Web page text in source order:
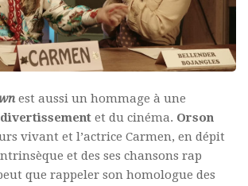
est aussi un hommage à une
divertissement et du cinéma. Orson
vivant et l’actrice Carmen, en dépit
et des ses chansons rap
que rappeler son homologue des